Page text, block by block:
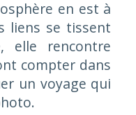
en est à
liens se tissent
elle rencontre
compter dans
un voyage qui